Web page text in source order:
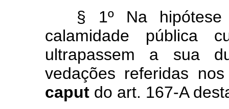
§ 1º Na
calamidade pública
ultrapassem a sua
vedações referidas
caput do art. 167-A